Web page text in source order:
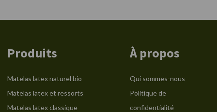
Produits
Matelas latex naturel bio
Matelas latex et ressorts
Matelas latex classique
À propos
Qui sommes-nous
Politique de
confidentialité